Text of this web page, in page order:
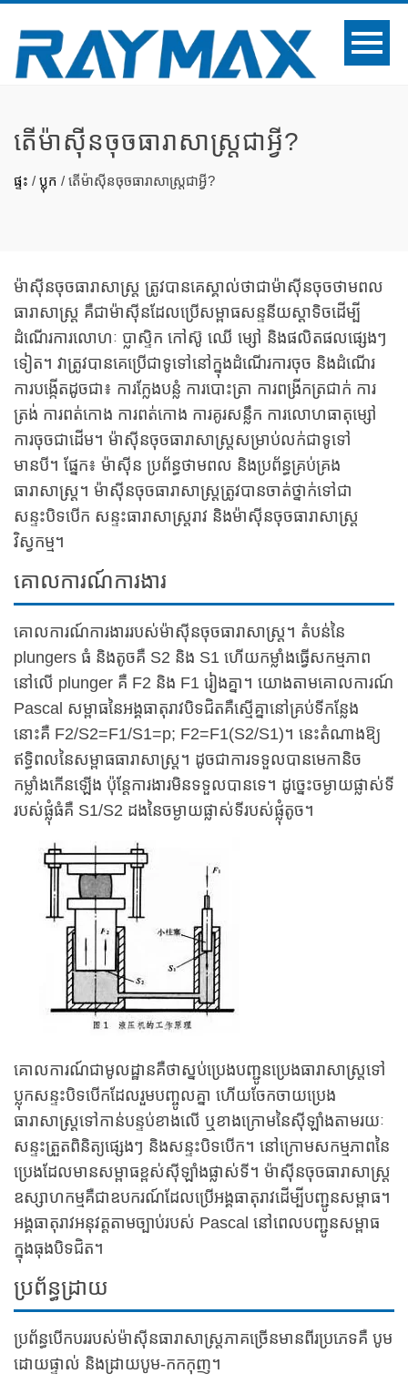
តើម៉ាស៊ីនចុចធារាសាស្ត្រជាអ្វី?
ផ្ទះ / ប្លុក / តើម៉ាស៊ីនចុចធារាសាស្ត្រជាអ្វី?
ម៉ាស៊ីនចុចធារាសាស្ត្រ ត្រូវបានគេស្គាល់ថាជាម៉ាស៊ីនចុចថាមពល
ធារាសាស្ត្រ គឺជាម៉ាស៊ីនដែលប្រើសម្ពាធសន្ទនីយស្តាទិចដើម្បី
ដំណើរការលោហៈ ប្លាស្ទិក កៅស៊ូ ឈើ ម្សៅ និងផលិតផលផ្សេងៗ
ទៀត។ វាត្រូវបានគេប្រើជាទូទៅនៅក្នុងដំណើរការចុច និងដំណើរ
ការបង្កើតដូចជា៖ ការក្លែងបន្លំ ការបោះត្រា ការពង្រីកត្រជាក់ ការ
ត្រង់ ការពត់កោង ការពត់កោង ការគូរសន្លឹក ការលោហធាតុម្សៅ
ការចុចជាដើម។ ម៉ាស៊ីនចុចធារាសាស្ត្រសម្រាប់លក់ជាទូទៅ
មានបី។ ផ្នែក៖ ម៉ាស៊ីន ប្រព័ន្ធថាមពល និងប្រព័ន្ធគ្រប់គ្រង
ធារាសាស្ត្រ។ ម៉ាស៊ីនចុចធារាសាស្ត្រត្រូវបានចាត់ថ្នាក់ទៅជា
សន្ទះបិទបើក សន្ទះធារាសាស្ត្ររាវ និងម៉ាស៊ីនចុចធារាសាស្ត្រ
វិស្វកម្ម។
គោលការណ៍ការងារ
គោលការណ៍ការងាររបស់ម៉ាស៊ីនចុចធារាសាស្ត្រ។ តំបន់នៃ
plungers ធំ និងតូចគឺ S2 និង S1 ហើយកម្លាំងធ្វើសកម្មភាព
នៅលើ plunger គឺ F2 និង F1 រៀងគ្នា។ យោងតាមគោលការណ៍
Pascal សម្ពាធនៃអង្គធាតុរាវបិទជិតគឺស្មើគ្នានៅគ្រប់ទីកន្លែង
នោះគឺ F2/S2=F1/S1=p; F2=F1(S2/S1)។ នេះតំណាងឱ្យ
ឥទ្ធិពលនៃសម្ពាធធារាសាស្ត្រ។ ដូចជាការទទួលបានមេកានិច
កម្លាំងកើនឡើង ប៉ុន្តែការងារមិនទទួលបានទេ។ ដូច្នេះចម្ងាយផ្លាស់ទី
របស់ផ្លុំធំគឺ S1/S2 ដងនៃចម្ងាយផ្លាស់ទីរបស់ផ្លុំតូច។
គោលការណ៍ជាមូលដ្ឋានគឺថាស្នប់ប្រេងបញ្ជូនប្រេងធារាសាស្ត្រទៅ
ប្លុកសន្ទះបិទបើកដែលរួមបញ្ចូលគ្នា ហើយចែកចាយប្រេង
ធារាសាស្ត្រទៅកាន់បន្ទប់ខាងលើ ឬខាងក្រោមនៃស៊ីឡាំងតាមរយៈ
សន្ទះត្រួតពិនិត្យផ្សេងៗ និងសន្ទះបិទបើក។ នៅក្រោមសកម្មភាពនៃ
ប្រេងដែលមានសម្ពាធខ្ពស់ស៊ីឡាំងផ្លាស់ទី។ ម៉ាស៊ីនចុចធារាសាស្ត្រ
ឧស្សាហកម្មគឺជាឧបករណ៍ដែលប្រើអង្គធាតុរាវដើម្បីបញ្ជូនសម្ពាធ។
អង្គធាតុរាវអនុវត្តតាមច្បាប់របស់ Pascal នៅពេលបញ្ជូនសម្ពាធ
ក្នុងធុងបិទជិត។
ប្រព័ន្ធដ្រាយ
ប្រព័ន្ធបើកបររបស់ម៉ាស៊ីនធារាសាស្ត្រភាគច្រើនមានពីរប្រភេទគឺ បូម
ដោយផ្ទាល់ និងដ្រាយបូម-កកកុញ។